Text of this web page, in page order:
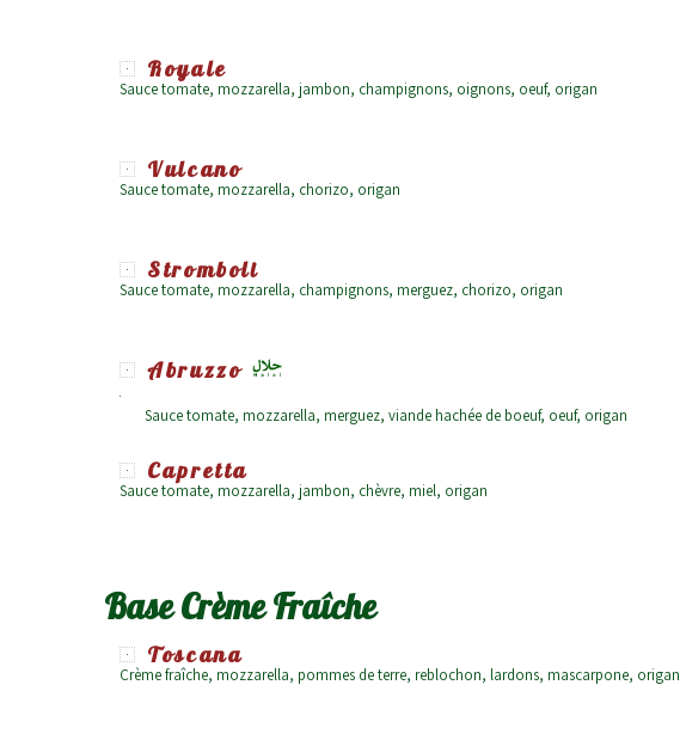
Royale
Sauce tomate, mozzarella, jambon, champignons, oignons, oeuf, origan
Vulcano
Sauce tomate, mozzarella, chorizo, origan
Stromboli
Sauce tomate, mozzarella, champignons, merguez, chorizo, origan
Abruzzo
Sauce tomate, mozzarella, merguez, viande hachée de boeuf, oeuf, origan
Capretta
Sauce tomate, mozzarella, jambon, chèvre, miel, origan
Base Crème Fraîche
Toscana
Crème fraîche, mozzarella, pommes de terre, reblochon, lardons, mascarpone, origan